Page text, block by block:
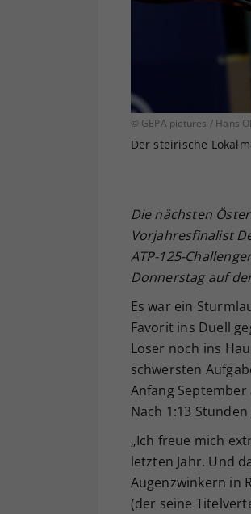
© GEPA pictures / Hans
Der steirische
Die nächsten
Vorjahresfinalist
ATP-125-
Donnerstag auf
Es war ein
Favorit ins Duell
Loser noch ins
schwersten
Anfang
Nach 1:13
„Ich freue mich
letzten Jahr. Und
Augenzwinkern in
(der seine